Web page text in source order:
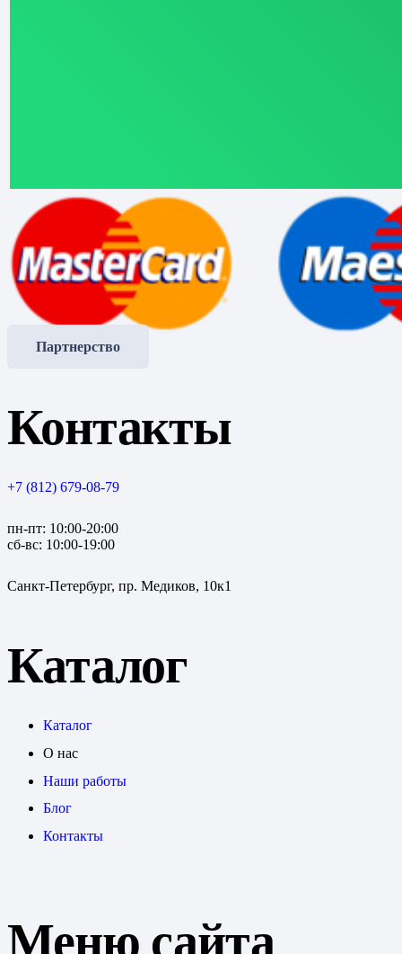
Партнерство
Контакты
+7 (812) 679-08-79
пн-пт: 10:00-20:00
сб-вс: 10:00-19:00
Санкт-Петербург, пр. Медиков, 10к1
Каталог
Каталог
О нас
Наши работы
Блог
Контакты
Меню сайта